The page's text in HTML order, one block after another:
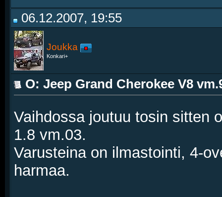
06.12.2007, 19:55
Joukka
Konkari+
O: Jeep Grand Cherokee V8
Vaihdossa joutuu tosin sitten
1.8 vm.03.
Varusteina on ilmastointi, 4-
harmaa.